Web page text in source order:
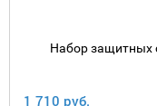
Набор защитных
1 710 руб.